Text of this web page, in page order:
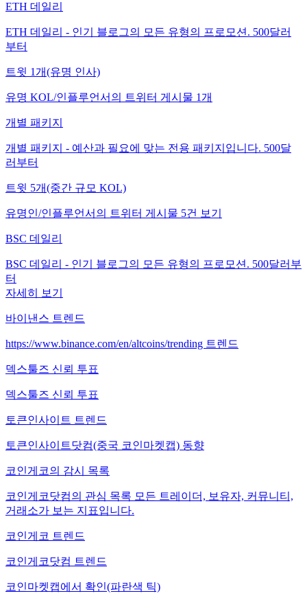
ETH 데일리
ETH 데일리 - 인기 블로그의 모든 유형의 프로모션. 500달러
부터
트윗 1개(유명 인사)
유명 KOL/인플루언서의 트위터 게시물 1개
개별 패키지
개별 패키지 - 예산과 필요에 맞는 전용 패키지입니다. 500달
러부터
트윗 5개(중간 규모 KOL)
유명인/인플루언서의 트위터 게시물 5건 보기
BSC 데일리
BSC 데일리 - 인기 블로그의 모든 유형의 프로모션. 500달러부
터
자세히 보기
바이낸스 트렌드
https://www.binance.com/en/altcoins/trending 트렌드
덱스툴즈 신뢰 투표
덱스툴즈 신뢰 투표
토큰인사이트 트렌드
토큰인사이트닷컴(중국 코인마켓캡) 동향
코인게코의 감시 목록
코인게코닷컴의 관심 목록 모든 트레이더, 보유자, 커뮤니티,
거래소가 보는 지표입니다.
코인게코 트렌드
코인게코닷컴 트렌드
코인마켓캡에서 확인(파란색 틱)